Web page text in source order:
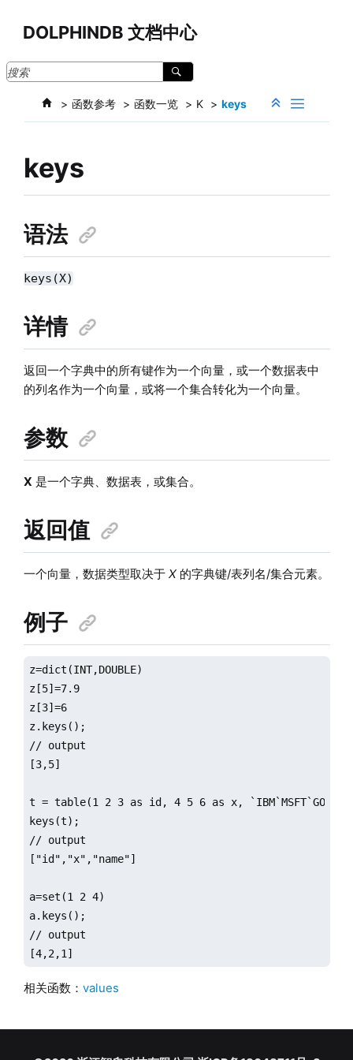
DOLPHINDB 文档中心
函数参考 函数一览 K keys
keys
语法
keys(X)
详情
返回一个字典中的所有键作为一个向量，或一个数据表中
的列名作为一个向量，或将一个集合转化为一个向量。
参数
X 是一个字典、数据表，或集合。
返回值
一个向量，数据类型取决于 X的字典键/表列名/集合元素。
例子
z=dict(INT,DOUBLE)
z[5]=7.9
z[3]=6
z.keys();
// output
[3,5]
t = table(1 2 3 as id, 4 5 6 as x, `IBM`MSFT`GOOG
keys(t);
// output
["id","x","name"]
a=set(1 2 4)
a.keys();
// output
[4,2,1]
相关函数： values